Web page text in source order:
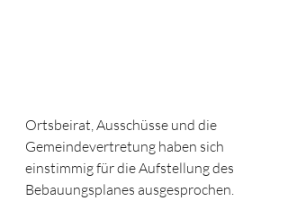
Ortsbeirat, Ausschüsse und die
Gemeindevertretung haben sich
einstimmig für die Aufstellung des
Bebauungsplanes ausgesprochen.